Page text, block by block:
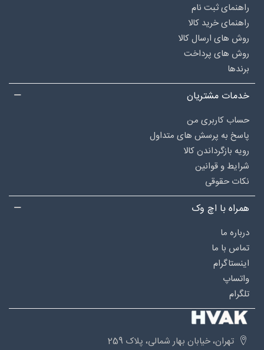
راهنمای ثبت نام
راهنمای خرید کالا
روش های ارسال کالا
روش های پرداخت
برندها
خدمات مشتریان
حساب کاربری من
پاسخ به پرسش های متداول
رویه بازگرداندن کالا
شرایط و قوانین
نکات حقوقی
همراه با اچ وک
درباره‌ ما
تماس با ما
اینستاگرام
واتساپ
تلگرام
تهران، خیابان بهار شمالی، پلاک 259